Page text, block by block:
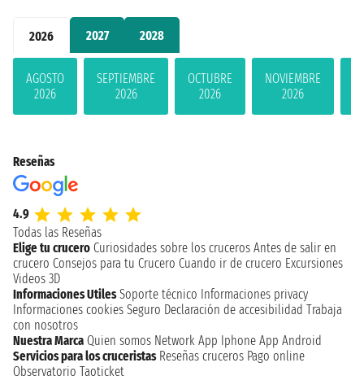
2026 2027 2028
AGOSTO
2026
SEPTIEMBRE
2026
OCTUBRE
2026
NOVIEMBRE
2026
Reseñas
4.9
Todas las Reseñas
Elige tu crucero Curiosidades sobre los cruceros Antes de salir en
crucero Consejos para tu Crucero Cuando ir de crucero Excursiones
Videos 3D
Informaciones Utiles Soporte técnico Informaciones privacy
Informaciones cookies Seguro Declaración de accesibilidad Trabaja
con nosotros
Nuestra Marca Quien somos Network App Iphone App Android
Servicios para los cruceristas Reseñas cruceros Pago online
Observatorio Taoticket